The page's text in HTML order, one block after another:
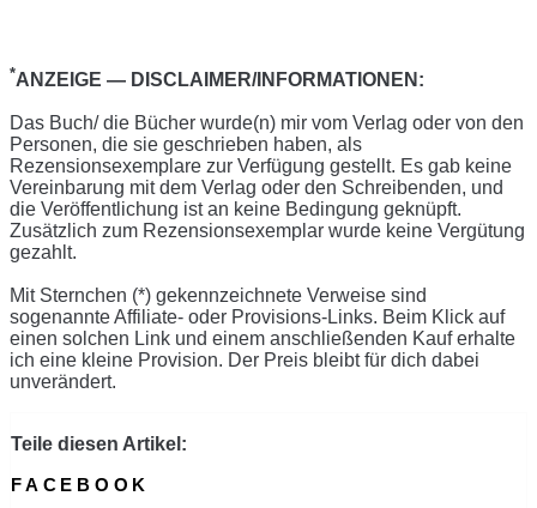
*ANZEIGE — DISCLAIMER/INFORMATIONEN:
Das Buch/ die Bücher wurde(n) mir vom Verlag oder von den
Personen, die sie geschrieben haben, als
Rezensionsexemplare zur Verfügung gestellt. Es gab keine
Vereinbarung mit dem Verlag oder den Schreibenden, und
die Veröffentlichung ist an keine Bedingung geknüpft.
Zusätzlich zum Rezensionsexemplar wurde keine Vergütung
gezahlt.
Mit Sternchen (*) gekennzeichnete Verweise sind
sogenannte Affiliate- oder Provisions-Links. Beim Klick auf
einen solchen Link und einem anschließenden Kauf erhalte
ich eine kleine Provision. Der Preis bleibt für dich dabei
unverändert.
Teile diesen Artikel:
FACEBOOK